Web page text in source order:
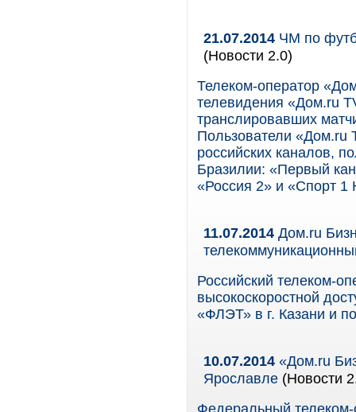
21.07.2014 ЧМ по
(Новости 2.0)
Телеком-оператор
телевидения «Дом.ru
транслировавших
Пользователи «Дом.ru
российских каналов,
Бразилии: «Первый
«Россия 2» и «Спорт 1
11.07.2014 Дом.ru
Российский телеком-
высокоскоростной
«ФЛЭТ» в г. Казани и
10.07.2014 «Дом.ru
Ярославле (Новости
Федеральный